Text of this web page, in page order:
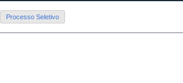
Processo Seletivo